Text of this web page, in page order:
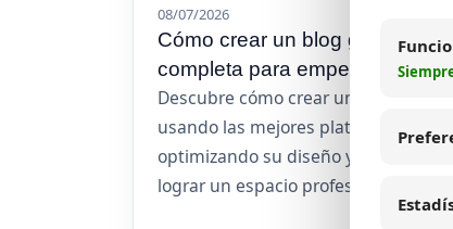
08/07/2026
Cómo crear un blog gratis: guía
completa para empezar
Descubre cómo crear un blog gratis
usando las mejores plataformas,
optimizando su diseño y contenido
lograr un espacio profesional y